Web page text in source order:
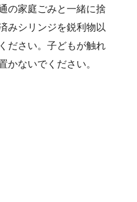
の家庭ごみと一緒に捨
みシリンジを鋭利物以
ださい。子どもが触れ
かないでください。